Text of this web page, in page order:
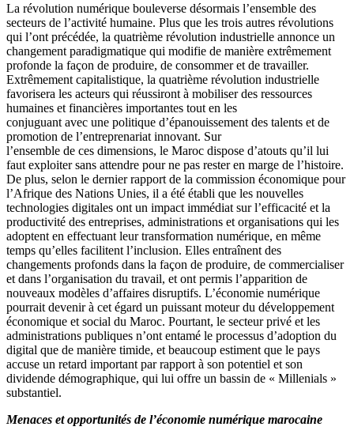
La révolution numérique bouleverse désormais l’ensemble des
secteurs de l’activité humaine. Plus que les trois autres révolutions
qui l’ont précédée, la quatrième révolution industrielle annonce un
changement paradigmatique qui modifie de manière extrêmement
profonde la façon de produire, de consommer et de travailler.
Extrêmement capitalistique, la quatrième révolution industrielle
favorisera les acteurs qui réussiront à mobiliser des ressources
humaines et financières importantes tout en les
conjuguant avec une politique d’épanouissement des talents et de
promotion de l’entreprenariat innovant. Sur
l’ensemble de ces dimensions, le Maroc dispose d’atouts qu’il lui
faut exploiter sans attendre pour ne pas rester en marge de l’histoire.
De plus, selon le dernier rapport de la commission économique pour
l’Afrique des Nations Unies, il a été établi que les nouvelles
technologies digitales ont un impact immédiat sur l’efficacité et la
productivité des entreprises, administrations et organisations qui les
adoptent en effectuant leur transformation numérique, en même
temps qu’elles facilitent l’inclusion. Elles entraînent des
changements profonds dans la façon de produire, de commercialiser
et dans l’organisation du travail, et ont permis l’apparition de
nouveaux modèles d’affaires disruptifs. L’économie numérique
pourrait devenir à cet égard un puissant moteur du développement
économique et social du Maroc. Pourtant, le secteur privé et les
administrations publiques n’ont entamé le processus d’adoption du
digital que de manière timide, et beaucoup estiment que le pays
accuse un retard important par rapport à son potentiel et son
dividende démographique, qui lui offre un bassin de « Millenials »
substantiel.
Menaces et opportunités de l’économie numérique marocaine